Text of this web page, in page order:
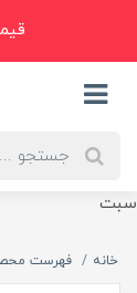
سبت
خانه فهرست